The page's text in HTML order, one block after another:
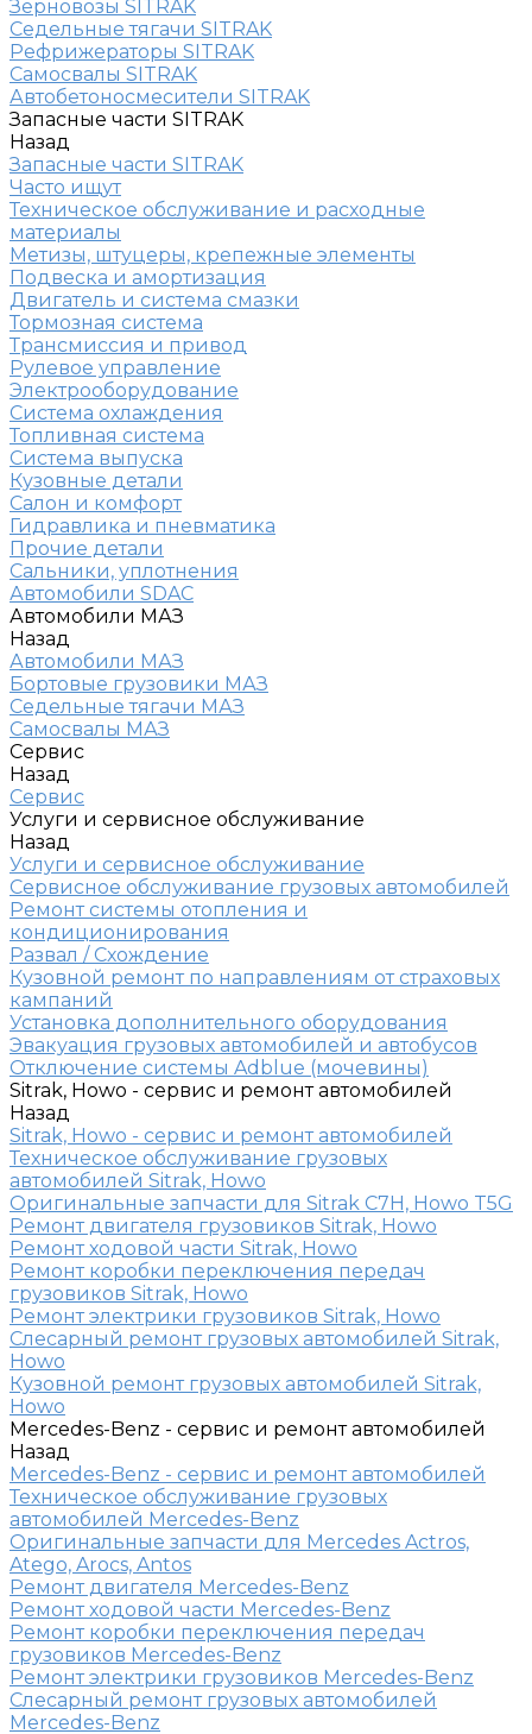
Зерновозы SITRAK
Седельные тягачи SITRAK
Рефрижераторы SITRAK
Самосвалы SITRAK
Автобетоносмесители SITRAK
Запасные части SITRAK
Назад
Запасные части SITRAK
Часто ищут
Техническое обслуживание и расходные
материалы
Метизы, штуцеры, крепежные элементы
Подвеска и амортизация
Двигатель и система смазки
Тормозная система
Трансмиссия и привод
Рулевое управление
Электрооборудование
Система охлаждения
Топливная система
Система выпуска
Кузовные детали
Салон и комфорт
Гидравлика и пневматика
Прочие детали
Сальники, уплотнения
Автомобили SDAC
Автомобили МАЗ
Назад
Автомобили МАЗ
Бортовые грузовики МАЗ
Седельные тягачи МАЗ
Самосвалы МАЗ
Сервис
Назад
Сервис
Услуги и сервисное обслуживание
Назад
Услуги и сервисное обслуживание
Сервисное обслуживание грузовых автомобилей
Ремонт системы отопления и
кондиционирования
Развал / Схождение
Кузовной ремонт по направлениям от страховых
кампаний
Установка дополнительного оборудования
Эвакуация грузовых автомобилей и автобусов
Отключение системы Adblue (мочевины)
Sitrak, Howo - сервис и ремонт автомобилей
Назад
Sitrak, Howo - сервис и ремонт автомобилей
Техническое обслуживание грузовых
автомобилей Sitrak, Howo
Оригинальные запчасти для Sitrak C7H, Howo T5G
Ремонт двигателя грузовиков Sitrak, Howo
Ремонт ходовой части Sitrak, Howo
Ремонт коробки переключения передач
грузовиков Sitrak, Howo
Ремонт электрики грузовиков Sitrak, Howo
Слесарный ремонт грузовых автомобилей Sitrak,
Howo
Кузовной ремонт грузовых автомобилей Sitrak,
Howo
Mercedes-Benz - сервис и ремонт автомобилей
Назад
Mercedes-Benz - сервис и ремонт автомобилей
Техническое обслуживание грузовых
автомобилей Mercedes-Benz
Оригинальные запчасти для Mercedes Actros,
Atego, Arocs, Antos
Ремонт двигателя Mercedes-Benz
Ремонт ходовой части Mercedes-Benz
Ремонт коробки переключения передач
грузовиков Mercedes-Benz
Ремонт электрики грузовиков Mercedes-Benz
Слесарный ремонт грузовых автомобилей
Mercedes-Benz